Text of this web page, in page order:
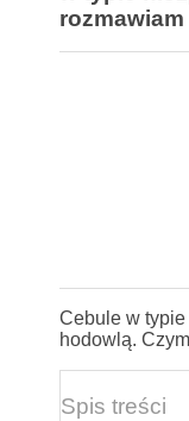
rozmawiam
Cebule w
hodowlą.
Spis treści